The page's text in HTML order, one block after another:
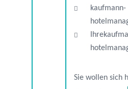
kaufmann-
Sie wollen sich